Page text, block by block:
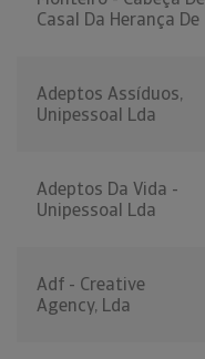
Casal Da Herança De
Adeptos Assíduos,
Unipessoal Lda
Adeptos Da Vida -
Unipessoal Lda
Adf - Creative
Agency, Lda